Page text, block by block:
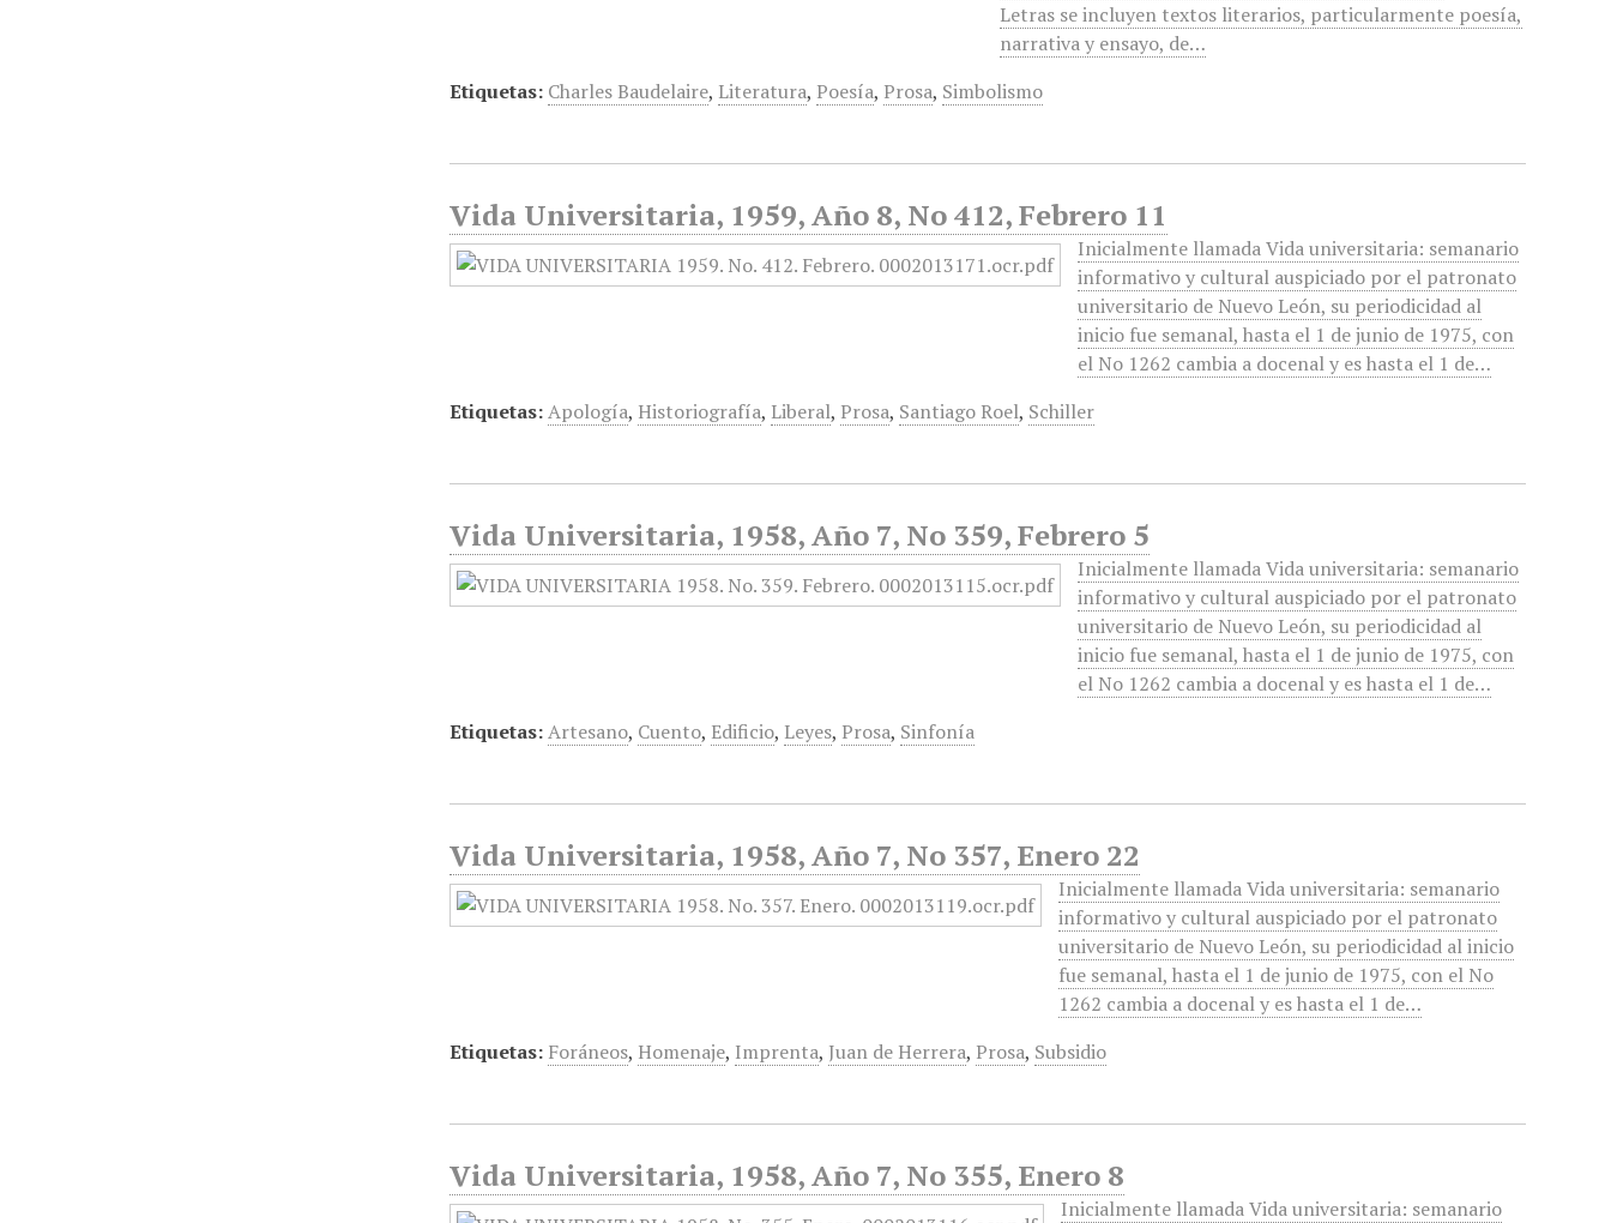
Letras se incluyen textos literarios, particularmente poesía,
narrativa y ensayo, de…
Etiquetas: Charles Baudelaire, Literatura, Poesía, Prosa, Simbolismo
Vida Universitaria, 1959, Año 8, No 412, Febrero 11
Inicialmente llamada Vida universitaria: semanario
informativo y cultural auspiciado por el patronato
universitario de Nuevo León, su periodicidad al
inicio fue semanal, hasta el 1 de junio de 1975, con
el No 1262 cambia a docenal y es hasta el 1 de…
Etiquetas:Apología, Historiografía, Liberal, Prosa, Santiago Roel, Schiller
Vida Universitaria, 1958, Año 7, No 359, Febrero 5
Inicialmente llamada Vida universitaria: semanario
informativo y cultural auspiciado por el patronato
universitario de Nuevo León, su periodicidad al
inicio fue semanal, hasta el 1 de junio de 1975, con
el No 1262 cambia a docenal y es hasta el 1 de…
Etiquetas:Artesano, Cuento, Edificio, Leyes, Prosa, Sinfonía
Vida Universitaria, 1958, Año 7, No 357, Enero 22
Inicialmente llamada Vida universitaria: semanario
informativo y cultural auspiciado por el patronato
universitario de Nuevo León, su periodicidad al inicio
fue semanal, hasta el 1 de junio de 1975, con el No
1262 cambia a docenal y es hasta el 1 de…
Etiquetas: Foráneos, Homenaje, Imprenta, Juan de Herrera, Prosa, Subsidio
Vida Universitaria, 1958, Año 7, No 355, Enero 8
Inicialmente llamada Vida universitaria: semanario